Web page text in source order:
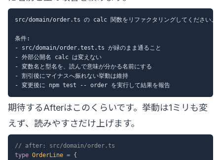
src/domain/order.ts の calc 関数をリファクタリングしてください。
条件:
- src/domain/order.test.ts が緑のまま通ること
- 外部公開名 calc は変えない
- 変数名と型名を、読んで意味が分かる名前にする
- 割引後にマイナスへ振れない挙動は維持
期待するAfterはこのくらいです。挙動は1ミリも変
えず、読みやすさだけ上げます。
// after: src/domain/order.ts
type OrderLine = {